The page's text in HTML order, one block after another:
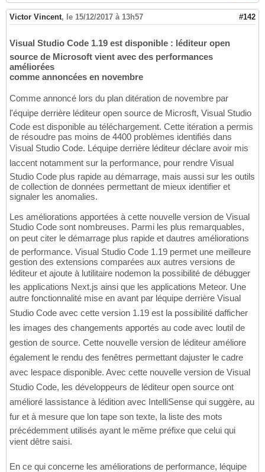
Victor Vincent, le 15/12/2017 à 13h57 #142
Visual Studio Code 1.19 est disponible : léditeur open
source de Microsoft vient avec des performances
améliorées
comme annoncées en novembre
Comme annoncé lors du plan ditération de novembre par
l'équipe derrière léditeur open source de Microsft, Visual Studio
Code est disponible au téléchargement. Cette itération a permis
de résoudre pas moins de 4400 problèmes identifiés dans
Visual Studio Code. Léquipe derrière léditeur déclare avoir mis
laccent notamment sur la performance, pour rendre Visual
Studio Code plus rapide au démarrage, mais aussi sur les outils
de collection de données permettant de mieux identifier et
signaler les anomalies.
Les améliorations apportées à cette nouvelle version de Visual
Studio Code sont nombreuses. Parmi les plus remarquables,
on peut citer le démarrage plus rapide et dautres améliorations
de performance. Visual Studio Code 1.19 permet une meilleure
gestion des extensions comparées aux autres versions de
léditeur et ajoute à lutilitaire nodemon la possibilité de débugger
les applications Next.js ainsi que les applications Meteor. Une
autre fonctionnalité mise en avant par léquipe derrière Visual
Studio Code avec cette version 1.19 est la possibilité dafficher
les images des changements apportés au code avec loutil de
gestion de source. Cette nouvelle version de léditeur améliore
également le rendu des fenêtres permettant dajuster le cadre
avec lespace disponible. Avec cette nouvelle version de Visual
Studio Code, les développeurs de léditeur open source ont
amélioré lassistance à lédition avec IntelliSense qui suggère, au
fur et à mesure que lon tape son texte, la liste des mots
précédemment utilisés ayant le même préfixe que celui qui
vient dêtre saisi.
En ce qui concerne les améliorations de performance, léquipe